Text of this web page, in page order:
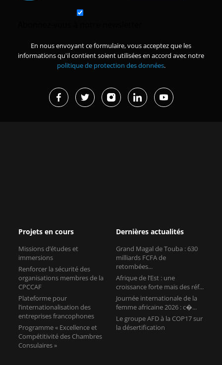
En nous envoyant ce formulaire, vous acceptez que les
informations qu'il contient soient utilisées en accord avec notre
politique de protection des données.
Projets en cours
Missions d’études et
immersions
Renforcer la sécurité des
organisations membres de la
CPCCAF
Plateforme pour
l’internationalisation des
entreprises francophones
Programme « Excellence et
Compétitivité des Chambres
Consulaires »
Dernières actualités
Grand Magal de Touba : 630
milliards FCFA de
retombées...
Afrique de l’Est : une
croissance forte mais des réf...
Journée internationale de la
femme africaine 2026 : c�...
Le groupe AFD à la COP17 sur
la désertification